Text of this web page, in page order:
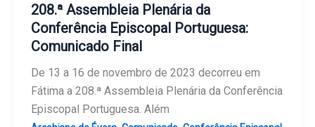
208.ª Assembleia Plenária da
Conferência Episcopal Portuguesa:
Comunicado Final
De 13 a 16 de novembro de 2023 decorreu em
Fátima a 208.ª Assembleia Plenária da Conferência
Episcopal Portuguesa. Além